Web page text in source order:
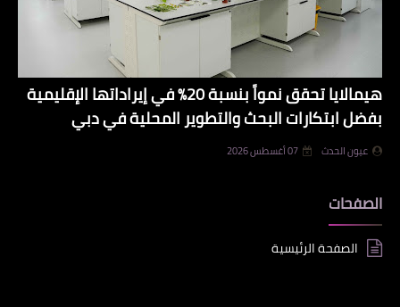
هيمالايا تحقق نمواً بنسبة 20% في إيراداتها الإقليمية
بفضل ابتكارات البحث والتطوير المحلية في دبي
عيون الحدث 07 أغسطس 2026
الصفحات
الصفحة الرئيسية